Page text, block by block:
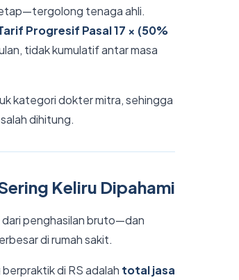
tenaga ahli.
Progresif Pasal 17 × (50%
tidak kumulatif antar masa
kategori dokter mitra, sehingga
dihitung.
Keliru Dipahami
penghasilan bruto—dan
di rumah sakit.
di RS adalah total jasa